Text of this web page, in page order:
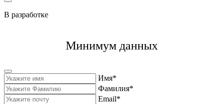
В разработке
Минимум данных
Имя*
Фамилия*
Email*